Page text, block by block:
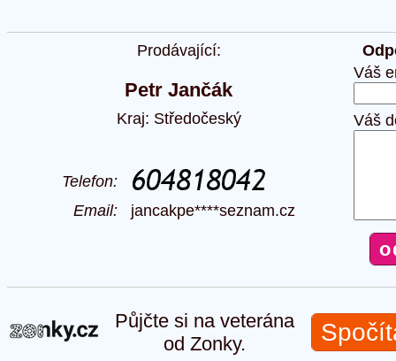
Prodávající:
Petr Jančák
Kraj: Středočeský
Telefon:
Email: jancakpe****seznam.cz
Váš
Váš
Půjčte si na veterána
od Zonky.